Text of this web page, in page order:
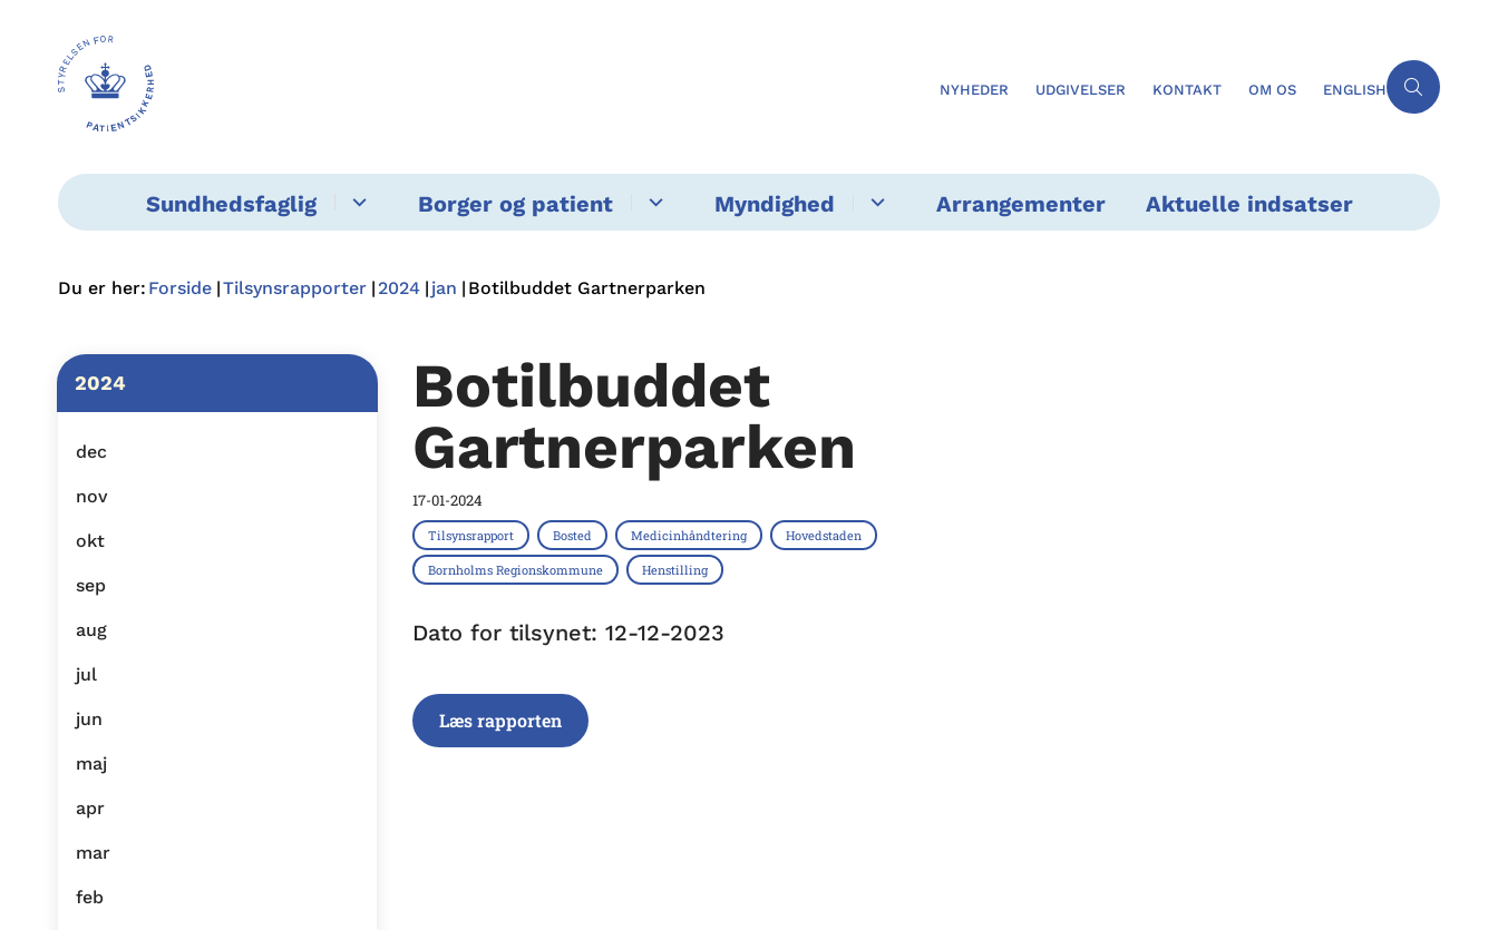
NYHEDER UDGIVELSER KONTAKT OM OS ENGLISH
Sundhedsfaglig Borger og patient Myndighed Arrangementer Aktuelle indsatser
Du er her: Forside Tilsynsrapporter 2024 jan Botilbuddet Gartnerparken
2024
dec
nov
okt
sep
aug
jul
jun
maj
apr
mar
feb
Botilbuddet
Gartnerparken
17-01-2024
Tilsynsrapport Bosted Medicinhåndtering Hovedstaden
Bornholms Regionskommune Henstilling
Dato for tilsynet: 12-12-2023
Læs rapporten